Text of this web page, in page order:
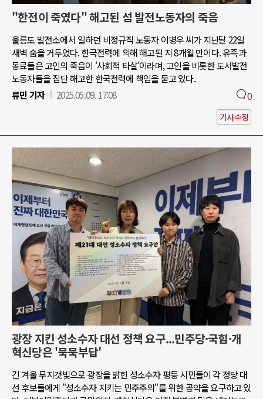
"한전이 죽였다" 해고된 섬 발전노동자의 죽음
울릉도 발전소에서 일하던 비정규직 노동자 이병우 씨가 지난달 22일
새벽 숨을 거두었다. 한국전력에 의해 해고된 지 8개월 만이다. 유족과
동료들은 고인의 죽음이 '사회적 타살'이라며, 고인을 비롯한 도서발전
노동자들을 집단 해고한 한국전력에 책임을 묻고 있다.
류민 기자
2025.05.09. 17:08 0
기사수정
광장 지킨 성소수자 대선 정책 요구...민주당·국힘·개
혁신당은 '묵묵부답'
긴 겨울 무지갯빛으로 광장을 밝힌 성소수자 평등 시민들이 각 정당 대
선 후보들에게 "성소수자 지키는 민주주의"를 위한 공약을 요구하고 있